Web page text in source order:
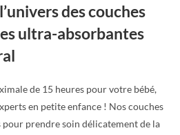
des couches
ultra-absorbantes
de 15 heures pour votre bébé,
en petite enfance ! Nos couches
pour prendre soin délicatement de la